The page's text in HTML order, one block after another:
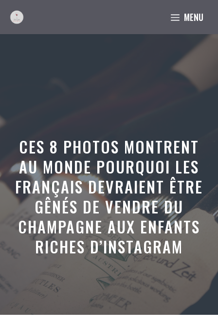
contenu
MENU
CES 8 PHOTOS MONTRENT
AU MONDE POURQUOI LES
FRANÇAIS DEVRAIENT ÊTRE
GÊNÉS DE VENDRE DU
CHAMPAGNE AUX ENFANTS
RICHES D’INSTAGRAM